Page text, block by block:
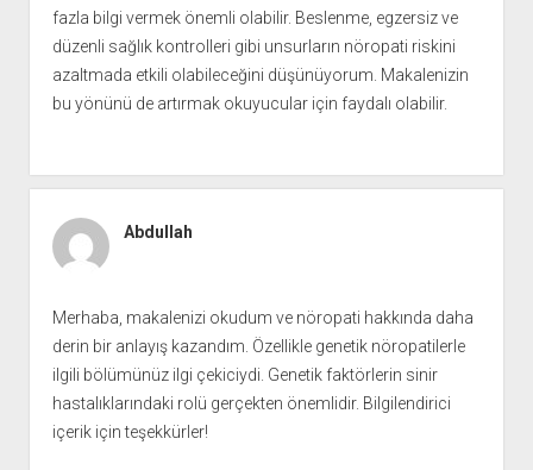
fazla bilgi vermek önemli olabilir. Beslenme, egzersiz ve
düzenli sağlık kontrolleri gibi unsurların nöropati riskini
azaltmada etkili olabileceğini düşünüyorum. Makalenizin
bu yönünü de artırmak okuyucular için faydalı olabilir.
Abdullah
Merhaba, makalenizi okudum ve nöropati hakkında daha
derin bir anlayış kazandım. Özellikle genetik nöropatilerle
ilgili bölümünüz ilgi çekiciydi. Genetik faktörlerin sinir
hastalıklarındaki rolü gerçekten önemlidir. Bilgilendirici
içerik için teşekkürler!